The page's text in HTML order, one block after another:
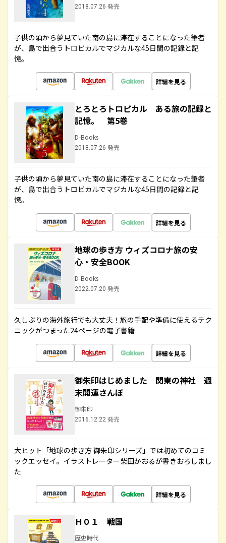
2018.07.26 発売
子供の頃から夢見ていた南の島に滞在することになった筆者
が、島で出合うトロピカルでマジカルな45日間の記録と記
憶。
詳細を見る
とろとろトロピカル ある旅の記録と
記憶。 第5巻
D-Books
2018.07.26 発売
子供の頃から夢見ていた南の島に滞在することになった筆者
が、島で出合うトロピカルでマジカルな45日間の記録と記
憶。
詳細を見る
地球の歩き方 ウィズコロナ旅の安
心・安全BOOK
D-Books
2022.07.20 発売
久しぶりの海外旅行でも大丈夫！旅の手配や準備に使えるテク
ニックがつまった24ページの電子書籍
詳細を見る
御朱印はじめました 関東の神社 週
末開運さんぽ
御朱印
2016.12.22 発売
大ヒット「地球の歩き方 御朱印シリーズ」では初めてのコミ
ックエッセイ。イラストレーター柴田かおるが書きおろしまし
た
詳細を見る
Ｈ０１ 戦国
歴史時代